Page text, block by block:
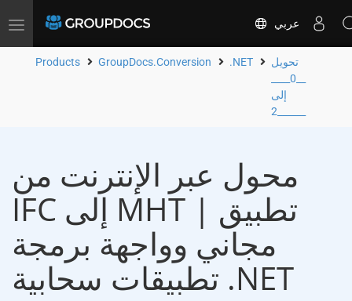
Toggle
عربي
Products GroupDocs.Conversion .NET
تحويل
إلى
محول عبر الإنترنت من
IFC إلى MHT | تطبيق
مجاني وواجهة برمجة
تطبيقات سحابية .NET